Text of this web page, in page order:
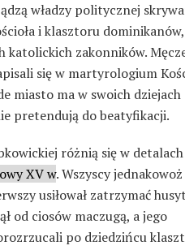
władzy politycznej
i klasztoru
zakonników.
się w martyrologium
miasto ma w swoich
pretendują do beatyfikacji.
różnią się w
XV w. Wszyscy
usiłował zatrzymać
od ciosów maczugą, a jego
po dziedzińcu